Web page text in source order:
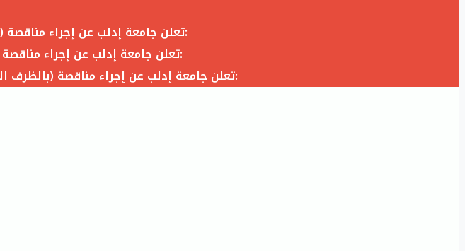
تعلن جامعة إدلب عن إجراء مناقصة (بالظرف المختوم) لأعمال بناء طابق في مبنى رئاسة الجامعة في جامعة ادلب وفق الآتي:
تعلن جامعة إدلب عن إجراء مناقصة (بالظرف المختوم) لشراء وتوريد أثاث مكاتب لزوم مكاتب وقاعات جامعة إدلب وفق الآتي:
تعلن جامعة إدلب عن إجراء مناقصة (بالظرف المختوم) لأعمال تجهيز مخبر الدراسات العليا في كلية العلوم في جامعة ادلب وفق الآتي: